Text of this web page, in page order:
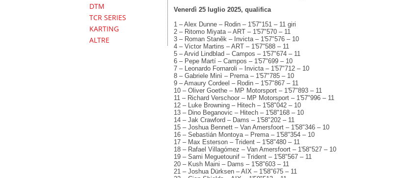
DTM
TCR SERIES
KARTING
ALTRE
Venerdì 25 luglio 2025, qualifica
1 – Alex Dunne – Rodin – 1'57"151 – 11 giri
2 – Ritomo Miyata – ART – 1'57"570 – 11
3 – Roman Staněk – Invicta – 1'57"576 – 10
4 – Victor Martins – ART – 1'57"588 – 11
5 – Arvid Lindblad – Campos – 1'57"674 – 11
6 – Pepe Martí – Campos – 1'57"699 – 10
7 – Leonardo Fornaroli – Invicta – 1'57"712 – 10
8 – Gabriele Minì – Prema – 1'57"785 – 10
9 – Amaury Cordeel – Rodin – 1'57"867 – 11
10 – Oliver Goethe – MP Motorsport – 1'57"893 – 11
11 – Richard Verschoor – MP Motorsport – 1'57"996 – 11
12 – Luke Browning – Hitech – 1'58"042 – 10
13 – Dino Beganovic – Hitech – 1'58"168 – 10
14 – Jak Crawford – Dams – 1'58"202 – 11
15 – Joshua Bennett – Van Amersfoort – 1'58"346 – 10
16 – Sebastián Montoya – Prema – 1'58"354 – 10
17 – Max Esterson – Trident – 1'58"480 – 11
18 – Rafael Villagómez – Van Amersfoort – 1'58"527 – 10
19 – Sami Meguetounif – Trident – 1'58"567 – 11
20 – Kush Maini – Dams – 1'58"603 – 11
21 – Joshua Dürksen – AIX – 1'58"675 – 11